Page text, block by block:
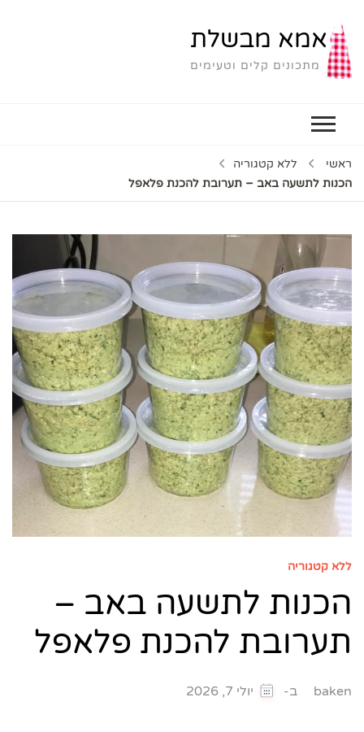
אמא מבשלת
מתכונים קלים וטעימים
ראשי
ללא קטגוריה
הכנות לתשעה באב – תערובת להכנת פלאפל
ללא קטגוריה
הכנות לתשעה באב –
תערובת להכנת פלאפל
baken ב- יולי 7, 2026